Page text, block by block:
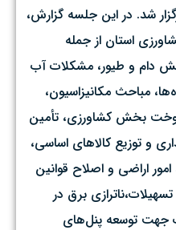
شد. در این جلسه گزارش،
استان از جمله
دام و طیور، مشکلات آب
مباحث مکانیزاسیون،
بخش کشاورزی، تأمین
و توزیع کالاهای اساسی،
اراضی و اصلاح قوانین
برق در
جهت توسعه پنل‌های